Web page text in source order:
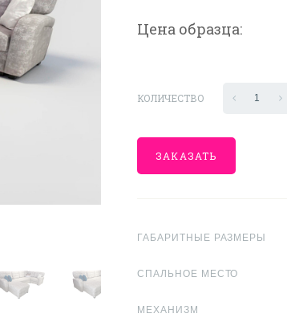
Цена образца:
КОЛИЧЕСТВО 1
ЗАКАЗАТЬ
ГАБАРИТНЫЕ РАЗМЕРЫ
СПАЛЬНОЕ МЕСТО
МЕХАНИЗМ